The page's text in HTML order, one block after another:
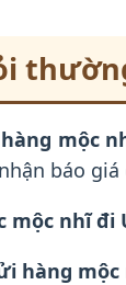
mộc
báo
mộc nhĩ đi
hàng mộc